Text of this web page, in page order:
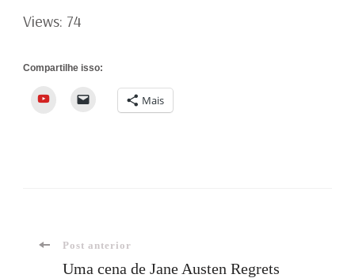
Views: 74
Compartilhe isso:
YouTube Mais
Navegação
Post anterior
Uma cena de Jane Austen Regrets